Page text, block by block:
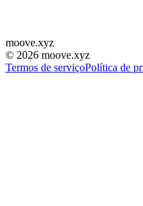
moove.xyz
© 2026 moove.xyz
Termos de serviçoPolítica de